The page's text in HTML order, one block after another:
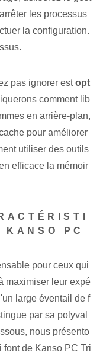
les processus
la configuration.
pas ignorer estopt
comment lib
en arrière-plan,
pour améliorer
utiliser des outils
efficace la mémoir
KANSO PC
pour ceux qui
maximiser leur expé
large éventail de f
par sa polyval
nous présento
de Kanso PC Tri